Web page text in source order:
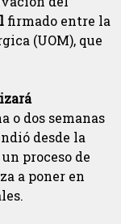
firmado entre la
(UOM), que
o dos semanas
desde la
proceso de
a poner en